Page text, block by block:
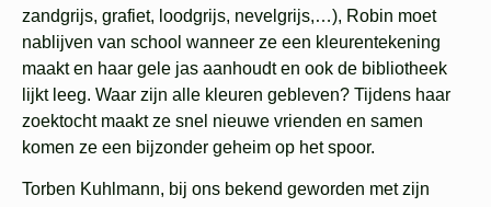
zandgrijs, grafiet, loodgrijs, nevelgrijs,…), Robin moet
nablijven van school wanneer ze een kleurentekening
maakt en haar gele jas aanhoudt en ook de bibliotheek
lijkt leeg. Waar zijn alle kleuren gebleven? Tijdens haar
zoektocht maakt ze snel nieuwe vrienden en samen
komen ze een bijzonder geheim op het spoor.
Torben Kuhlmann, bij ons bekend geworden met zijn